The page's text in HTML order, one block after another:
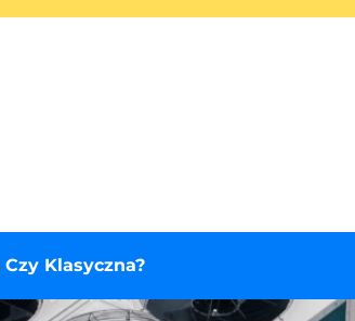
Klasyczna?